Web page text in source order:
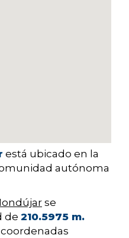
está ubicado en la
autónoma
se
de 210.5975 m.